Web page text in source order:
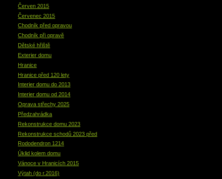
Červen 2015
Červenec 2015
Chodník před opravou
Chodník při opravě
Dětské hřiště
Exterier domu
Hranice
Hranice před 120 lety
Interier domu do 2013
Interier domu od 2014
Oprava střechy 2025
Předzahrádka
Rekonstrukce domu 2023
Rekonstrukce schodů 2023 před
Rododendron 1214
Úklid kolem domu
Vánoce v Hranicích 2015
Výtah (do r.2016)